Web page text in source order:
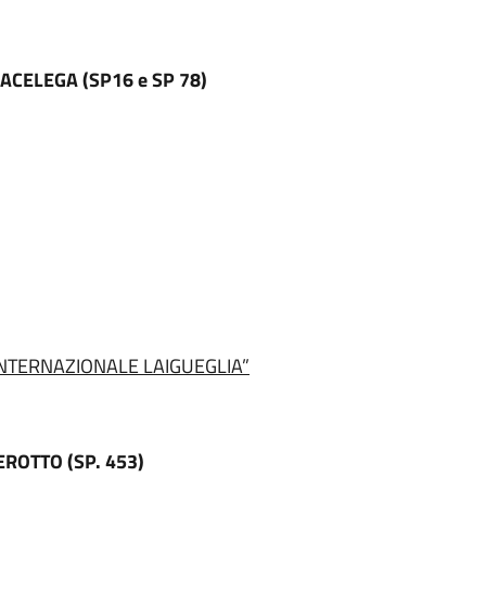
(SP16 e SP 78)
LAIGUEGLIA”
(SP. 453)